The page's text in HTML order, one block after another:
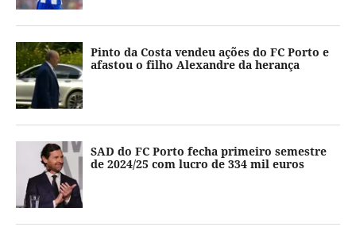
Pinto da Costa vendeu ações do FC Porto e
afastou o filho Alexandre da herança
SAD do FC Porto fecha primeiro semestre
de 2024/25 com lucro de 334 mil euros